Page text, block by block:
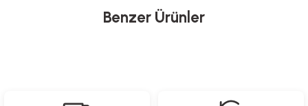
Benzer Ürünler